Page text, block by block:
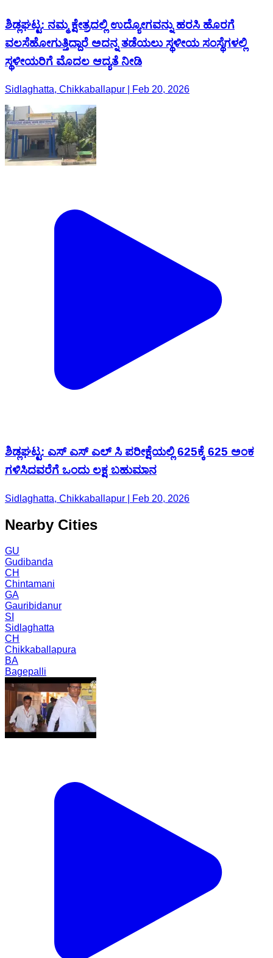
ಶಿಡ್ಲಘಟ್ಟ: ನಮ್ಮ ಕ್ಷೇತ್ರದಲ್ಲಿ ಉದ್ಯೋಗವನ್ನು ಹರಸಿ ಹೊರಗೆ
ವಲಸೆಹೋಗುತ್ತಿದ್ದಾರೆ ಅದನ್ನ ತಡೆಯಲು ಸ್ಥಳೀಯ ಸಂಸ್ಥೆಗಳಲ್ಲಿ
ಸ್ಥಳೀಯರಿಗೆ ಮೊದಲ ಆದ್ಯತೆ ನೀಡಿ
Sidlaghatta, Chikkaballapur | Feb 20, 2026
ಶಿಡ್ಲಘಟ್ಟ: ಎಸ್ ಎಸ್ ಎಲ್ ಸಿ ಪರೀಕ್ಷೆಯಲ್ಲಿ 625ಕ್ಕೆ 625 ಅಂಕ
ಗಳಿಸಿದವರೆಗೆ ಒಂದು ಲಕ್ಷ ಬಹುಮಾನ
Sidlaghatta, Chikkaballapur | Feb 20, 2026
Nearby Cities
GU
Gudibanda
CH
Chintamani
GA
Gauribidanur
SI
Sidlaghatta
CH
Chikkaballapura
BA
Bagepalli